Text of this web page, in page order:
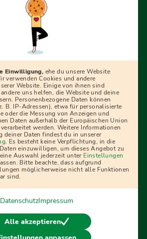
mit Ausbildungspark: Wir
für Schritt bei deinem Start in den
Prüfungspaketen, interaktiven
mehr. Für alle, die was werden
wollen!
Presse
Mediadaten
Datenschutz
Widerrufsbelehrung
Affiliate Partner Cookies
Vertrag widerrufen
Einwilligung, ehe du unsere Website
verwenden Cookies und andere
Website. Einige von ihnen sind
uns helfen, die Website und deine
Personenbezogene Daten können
B. IP-Adressen), etwa für personalisierte
oder die Messung von Anzeigen und
Daten außerhalb der Europäischen Union
werden. Weitere Informationen
deiner Daten findest du in unserer
. Es besteht keine Verpflichtung, in die
einzuwilligen, um dieses Angebot zu
Auswahl jederzeit unter Einstellungen
Bitte beachte, dass aufgrund
möglicherweise nicht alle Funktionen
sind.
DatenschutzImpressum
Alle akzeptieren